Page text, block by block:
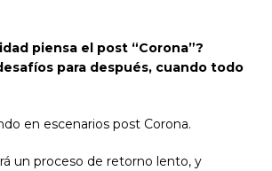
piensa el post “Corona”?
para después, cuando todo
en escenarios post Corona.
un proceso de retorno lento, y